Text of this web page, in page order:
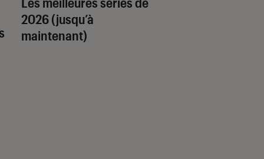
2026 (jusqu’à
maintenant)